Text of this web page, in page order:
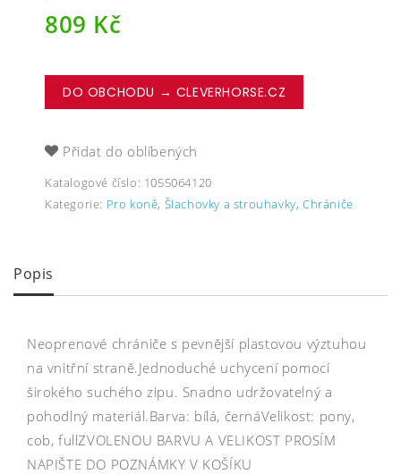
809 Kč
DO OBCHODU → CLEVERHORSE.CZ
Přidat do oblíbených
Katalogové číslo: 1055064120
Kategorie: Pro koně, Šlachovky a strouhavky,Chrániče
Popis
Neoprenové chrániče s pevnější plastovou výztuhou
na vnitřní straně.Jednoduché uchycení pomocí
širokého suchého zipu. Snadno udržovatelný a
pohodlný materiál.Barva: bílá, černáVelikost: pony,
cob, fullZVOLENOU BARVU A VELIKOST PROSÍM
NAPIŠTE DO POZNÁMKY V KOŠÍKU